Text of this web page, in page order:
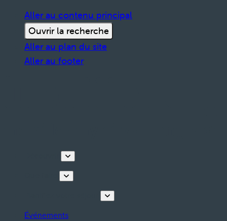
Aller au contenu principal
Ouvrir la recherche
Aller au plan du site
Aller au footer
Événements